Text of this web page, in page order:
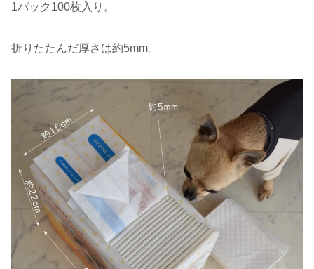
1パック100枚入り。
折りたたんだ厚さは約5mm。